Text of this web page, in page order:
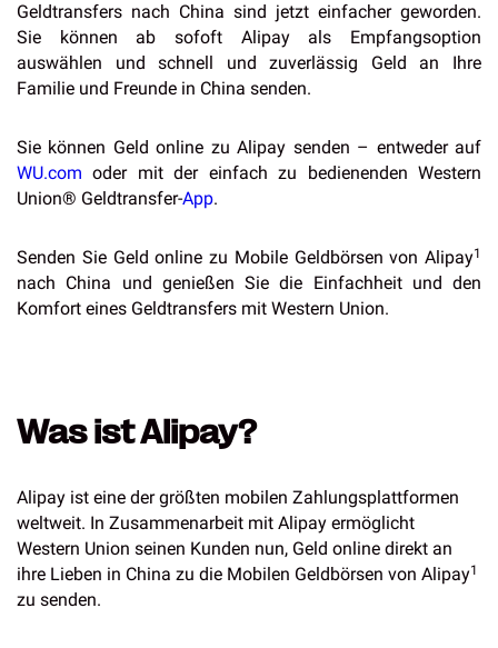
Geldtransfers nach China sind jetzt einfacher geworden.
Sie können ab sofoft Alipay als Empfangsoption
auswählen und schnell und zuverlässig Geld an Ihre
Familie und Freunde in China senden.
Sie können Geld online zu Alipay senden – entweder auf
WU.com oder mit der einfach zu bedienenden Western
Union® Geldtransfer-App.
Senden Sie Geld online zu Mobile Geldbörsen von Alipay1
nach China und genießen Sie die Einfachheit und den
Komfort eines Geldtransfers mit Western Union.
Was ist Alipay?
Alipay ist eine der größten mobilen Zahlungsplattformen
weltweit. In Zusammenarbeit mit Alipay ermöglicht
Western Union seinen Kunden nun, Geld online direkt an
ihre Lieben in China zu die Mobilen Geldbörsen von Alipay1
zu senden.